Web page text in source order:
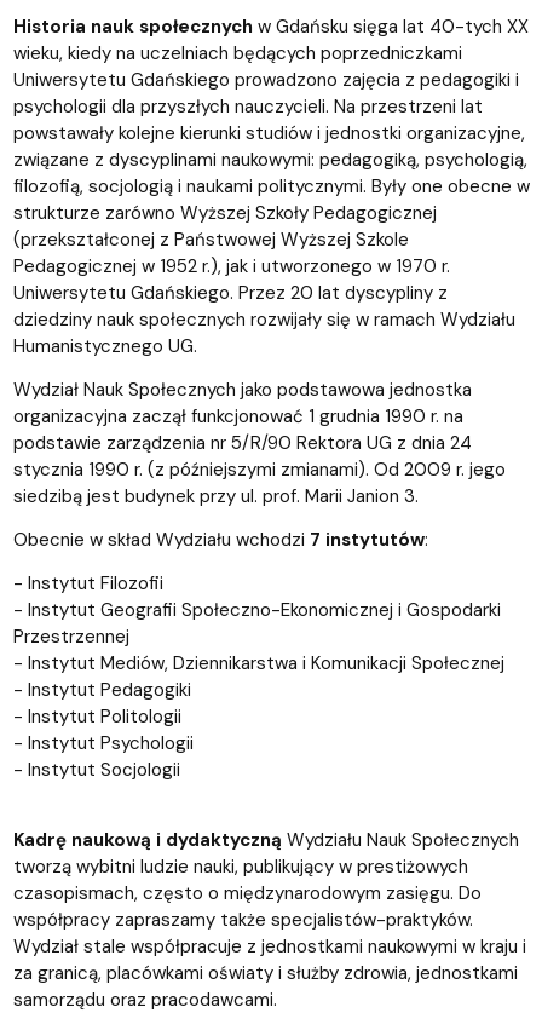
Historia nauk społecznych w Gdańsku sięga lat 40-tych XX
wieku, kiedy na uczelniach będących poprzedniczkami
Uniwersytetu Gdańskiego prowadzono zajęcia z pedagogiki i
psychologii dla przyszłych nauczycieli. Na przestrzeni lat
powstawały kolejne kierunki studiów i jednostki organizacyjne,
związane z dyscyplinami naukowymi: pedagogiką, psychologią,
filozofią, socjologią i naukami politycznymi. Były one obecne w
strukturze zarówno Wyższej Szkoły Pedagogicznej
(przekształconej z Państwowej Wyższej Szkole
Pedagogicznej w 1952 r.), jak i utworzonego w 1970 r.
Uniwersytetu Gdańskiego. Przez 20 lat dyscypliny z
dziedziny nauk społecznych rozwijały się w ramach Wydziału
Humanistycznego UG.
Wydział Nauk Społecznych jako podstawowa jednostka
organizacyjna zaczął funkcjonować 1 grudnia 1990 r. na
podstawie zarządzenia nr 5/R/90 Rektora UG z dnia 24
stycznia 1990 r. (z późniejszymi zmianami). Od 2009 r. jego
siedzibą jest budynek przy ul. prof. Marii Janion 3.
Obecnie w skład Wydziału wchodzi 7 instytutów:
- Instytut Filozofii
- Instytut Geografii Społeczno-Ekonomicznej i Gospodarki
Przestrzennej
- Instytut Mediów, Dziennikarstwa i Komunikacji Społecznej
- Instytut Pedagogiki
- Instytut Politologii
- Instytut Psychologii
- Instytut Socjologii
Kadrę naukową i dydaktyczną Wydziału Nauk Społecznych
tworzą wybitni ludzie nauki, publikujący w prestiżowych
czasopismach, często o międzynarodowym zasięgu. Do
współpracy zapraszamy także specjalistów-praktyków.
Wydział stale współpracuje z jednostkami naukowymi w kraju i
za granicą, placówkami oświaty i służby zdrowia, jednostkami
samorządu oraz pracodawcami.